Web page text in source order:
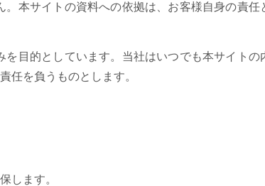
本サイトの資料への依拠は、お客様自身の責任
目的としています。当社はいつでも本サイトの
任を負うものとします。
します。